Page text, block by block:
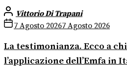
Vittorio Di Trapani
7 Agosto 20267 Agosto 2026
La testimonianza. Ecco a
l’applicazione dell’Emfa in